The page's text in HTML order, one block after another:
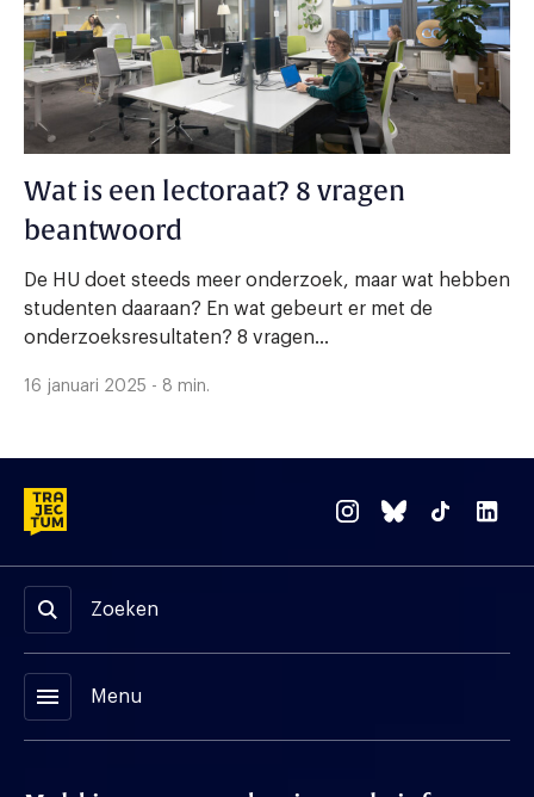
Wat is een lectoraat? 8 vragen
beantwoord
De HU doet steeds meer onderzoek, maar wat hebben
studenten daaraan? En wat gebeurt er met de
onderzoeksresultaten? 8 vragen...
16 januari 2025 - 8 min.
Zoeken
menu Menu